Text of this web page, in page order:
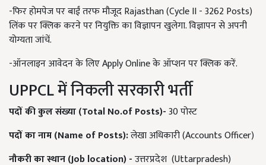
-फिर होमपेज पर बाईं तरफ मौजूद Rajasthan (Cycle II - 3262 Posts)
लिंक पर क्लिक करने पर नियुक्ति का विज्ञापन खुलेगा. विज्ञापन से अपनी
योग्यता जांचें.
-ऑनलाइन आवेदन के लिए Apply Online के ऑप्शन पर क्लिक करें.
UPPCL में निकली सरकारी भर्ती
पदोंकीकुलसंख्या(Total No.of Posts)-30 पोस्ट
पदोंकानाम(Name of Posts):लेखा अधिकारी (Accounts Officer)
नौकरीकास्थान(Job location) -उत्तरप्रदेश (Uttarpradesh)